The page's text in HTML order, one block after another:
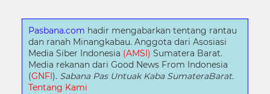
Pasbana.com hadir mengabarkan tentang rantau
dan ranah Minangkabau. Anggota dari Asosiasi
Media Siber Indonesia (AMSI) Sumatera Barat.
Media rekanan dari Good News From Indonesia
(GNFI). Sabana Pas Untuak Kaba SumateraBarat.
Tentang Kami